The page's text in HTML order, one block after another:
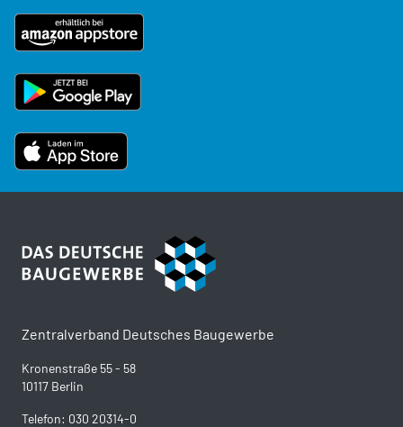
Zentralverband Deutsches Baugewerbe
Kronenstraße 55 - 58
10117 Berlin
Telefon: 030 20314-0